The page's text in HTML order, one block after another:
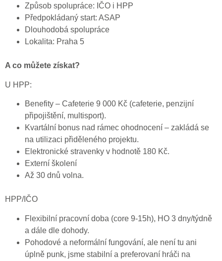
Způsob spolupráce: IČO i HPP
Předpokládaný start: ASAP
Dlouhodobá spolupráce
Lokalita: Praha 5
A co můžete získat?
U HPP:
Benefity – Cafeterie 9 000 Kč (cafeterie, penzijní
připojištění, multisport).
Kvartální bonus nad rámec ohodnocení – zakládá se
na utilizaci přiděleného projektu.
Elektronické stravenky v hodnotě 180 Kč.
Externí školení
Až 30 dnů volna.
HPP/IČO
Flexibilní pracovní doba (core 9-15h), HO 3 dny/týdně
a dále dle dohody.
Pohodové a neformální fungování, ale není tu ani
úplně punk, jsme stabilní a preferovaní hráči na